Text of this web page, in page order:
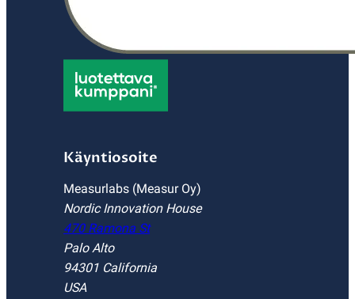
Käyntiosoite
Measurlabs (Measur Oy)
Nordic Innovation House
470 Ramona St
Palo Alto
94301 California
USA